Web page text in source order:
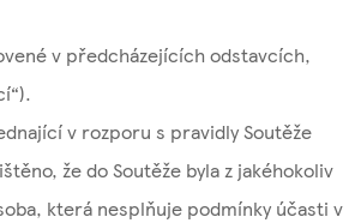
v předcházejících odstavcích,
v rozporu s pravidly Soutěže
že do Soutěže byla z jakéhokoliv
která nesplňuje podmínky účasti v